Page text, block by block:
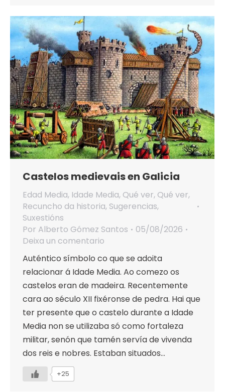
Castelos medievais en Galicia
Edad Media, Idade Media, Qué ver, Qué ver,
Recuncho da historia, Sugerencias,
Suxestións
Por Alberto Gómez Santos
05/08/2026
Deixa un comentario
Auténtico símbolo co que se adoita
relacionar á Idade Media. Ao comezo os
castelos eran de madeira. Recentemente
cara ao século XII fixéronse de pedra. Hai que
ter presente que o castelo durante a Idade
Media non se utilizaba só como fortaleza
militar, senón que tamén servía de vivenda
dos reis e nobres. Estaban situados…
+25